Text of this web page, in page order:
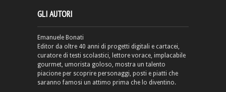
GLI AUTORI
Emanuele Bonati
Editor da oltre 40 anni di progetti digitali e cartacei,
curatore di testi scolastici, lettore vorace, implacabile
gourmet, umorista goloso, mostra un talento
piacione per scoprire personaggi, posti e piatti che
saranno famosi un attimo prima che lo diventino.